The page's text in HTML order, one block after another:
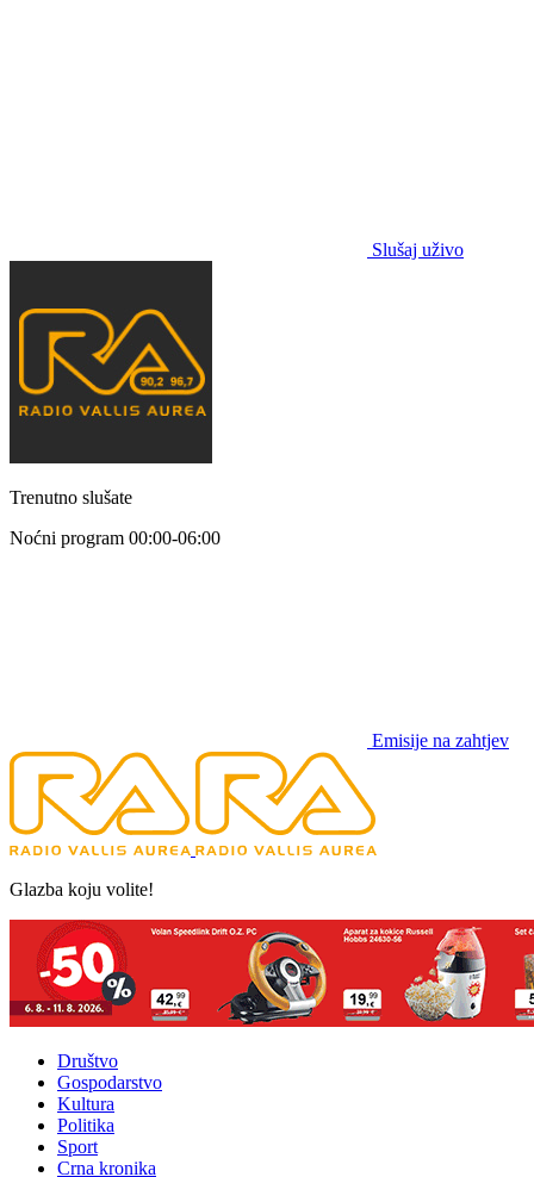
Slušaj uživo
Trenutno slušate
Noćni program 00:00-06:00
Emisije na zahtjev
Glazba koju volite!
Društvo
Gospodarstvo
Kultura
Politika
Sport
Crna kronika